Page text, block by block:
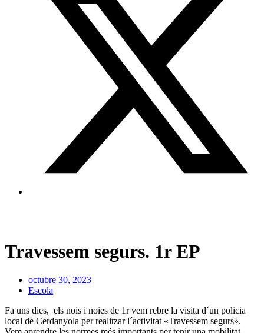
Travessem segurs. 1r EP
octubre 30, 2023
Escola
Fa uns dies, els nois i noies de 1r vem rebre la visita d´un policia
local de Cerdanyola per realitzar l´activitat «Travessem segurs».